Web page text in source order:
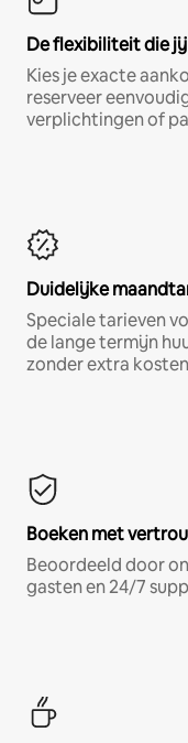
De flexibiliteit die
Kies je exacte
reserveer
verplichtingen of
Duidelijke
Speciale tarieven
de lange termijn
zonder extra
Boeken met
Beoordeeld door
gasten en 24/7